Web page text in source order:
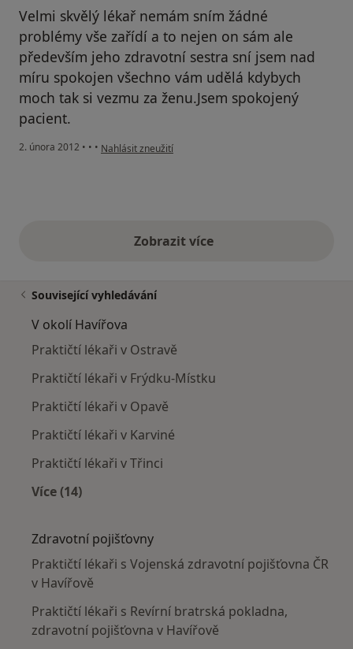
Velmi skvělý lékař nemám sním žádné
problémy vše zařídí a to nejen on sám ale
především jeho zdravotní sestra sní jsem nad
míru spokojen všechno vám udělá kdybych
moch tak si vezmu za ženu.Jsem spokojený
pacient.
2. února 2012 • • • podle názoru uživatele Váš účet byl odstraněn
Nahlásit zneužití
Zobrazit vícevýše uvedené názory
Související vyhledávání
V okolí Havířova
Praktičtí lékaři v Ostravě
Praktičtí lékaři v Frýdku-Místku
Praktičtí lékaři v Opavě
Praktičtí lékaři v Karviné
Praktičtí lékaři v Třinci
Více (14)
Zdravotní pojišťovny
Praktičtí lékaři s Vojenská zdravotní pojišťovna ČR
v Havířově
Praktičtí lékaři s Revírní bratrská pokladna,
zdravotní pojišťovna v Havířově